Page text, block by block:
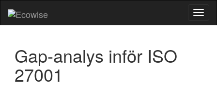
Gap-analys inför ISO
27001